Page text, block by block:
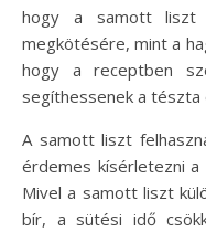
hogy a samott liszt
megkötésére, mint a
hogy a receptben
segíthessenek a
A samott liszt
érdemes kísérletezni
Mivel a samott liszt
bír, a sütési idő